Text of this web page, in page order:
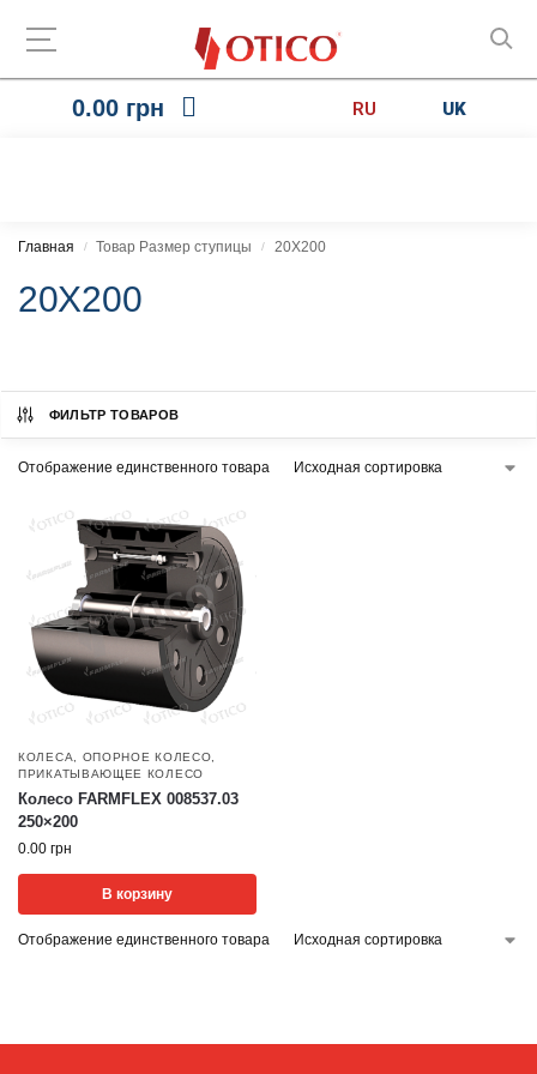
0.00 грн RU UK
Главная / Товар Размер ступицы / 20X200
20X200
ФИЛЬТР ТОВАРОВ
Отображение единственного товара
КОЛЕСА ОПОРНОЕ КОЛЕСО
ПРИКАТЫВАЮЩЕЕ КОЛЕСО
Колесо FARMFLEX 008537.03
250×200
0.00 грн
В корзину
Отображение единственного товара